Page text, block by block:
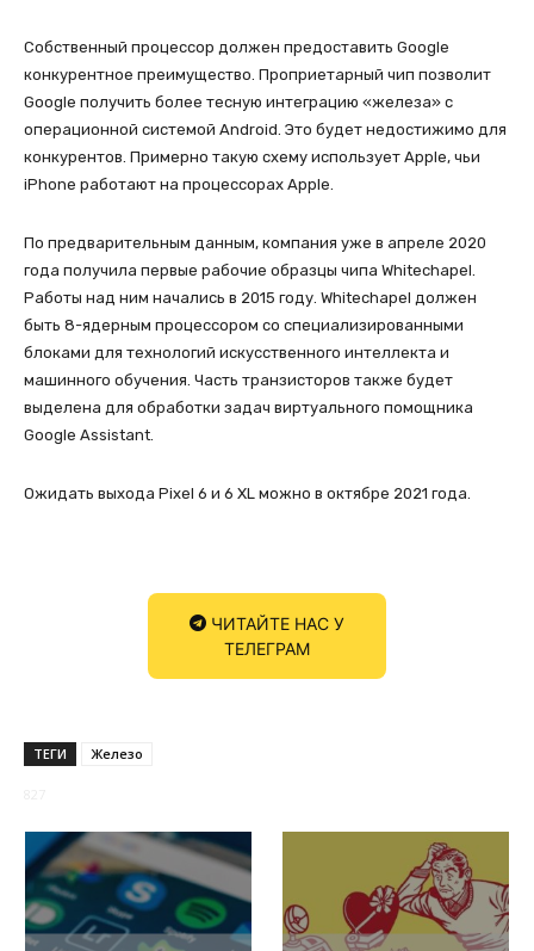
Собственный процессор должен предоставить Google
конкурентное преимущество. Проприетарный чип позволит
Google получить более тесную интеграцию «железа» с
операционной системой Android. Это будет недостижимо для
конкурентов. Примерно такую схему использует Apple, чьи
iPhone работают на процессорах Apple.
По предварительным данным, компания уже в апреле 2020
года получила первые рабочие образцы чипа Whitechapel.
Работы над ним начались в 2015 году. Whitechapel должен
быть 8-ядерным процессором со специализированными
блоками для технологий искусственного интеллекта и
машинного обучения. Часть транзисторов также будет
выделена для обработки задач виртуального помощника
Google Assistant.
Ожидать выхода Pixel 6 и 6 XL можно в октябре 2021 года.
ЧИТАЙТЕ НАС У
ТЕЛЕГРАМ
ТЕГИ Железо